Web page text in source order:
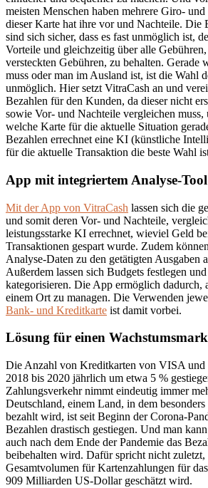
meisten Menschen haben mehrere Giro-
dieser Karte hat ihre vor und Nachteile. Die
sind sich sicher, dass es fast unmöglich ist,
Vorteile und gleichzeitig über alle
versteckten Gebühren, zu behalten. Gerade
muss oder man im Ausland ist, ist die Wahl
unmöglich. Hier setzt VitraCash an und
Bezahlen für den Kunden, da dieser nicht
sowie Vor- und Nachteile vergleichen muss,
welche Karte für die aktuelle Situation
Bezahlen errechnet eine KI (künstliche
für die aktuelle Transaktion die beste Wahl
App mit integriertem Analyse-Tool
Mit der App von VitraCash lassen sich die
und somit deren Vor- und Nachteile,
leistungsstarke KI errechnet, wieviel Geld
Transaktionen gespart wurde. Zudem
Analyse-Daten zu den getätigten Ausgaben
Außerdem lassen sich Budgets festlegen
kategorisieren. Die App ermöglich dadurch,
einem Ort zu managen. Die Verwenden
Bank- und Kreditkarte ist damit vorbei.
Lösung für einen
Die Anzahl von Kreditkarten von VISA und
2018 bis 2020 jährlich um etwa 5 %
Zahlungsverkehr nimmt eindeutig immer
Deutschland, einem Land, in dem
bezahlt wird, ist seit Beginn der Corona-
Bezahlen drastisch gestiegen. Und man
auch nach dem Ende der Pandemie das
beibehalten wird. Dafür spricht nicht zuletzt,
Gesamtvolumen für Kartenzahlungen für
909 Milliarden US-Dollar geschätzt wird.